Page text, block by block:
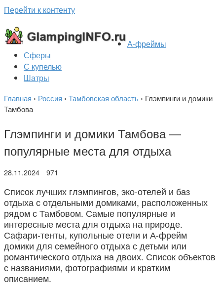
Перейти к контенту
А-фреймы
Сферы
С купелью
Шатры
Главная › Россия › Тамбовская область › Глэмпинги и домики
Тамбова
Глэмпинги и домики Тамбова —
популярные места для отдыха
28.11.2024 971
Список лучших глэмпингов, эко-отелей и баз
отдыха с отдельными домиками, расположенных
рядом с Тамбовом. Самые популярные и
интересные места для отдыха на природе.
Сафари-тенты, купольные отели и А-фрейм
домики для семейного отдыха с детьми или
романтического отдыха на двоих. Список объектов
с названиями, фотографиями и кратким
описанием.